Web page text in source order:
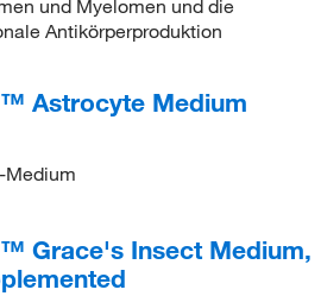
und Myelomen und die
Antikörperproduktion
Astrocyte Medium
Medium
Grace's Insect Medium,